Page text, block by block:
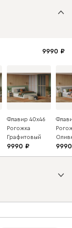
9990
Флавир 40x46
Рогожка
Графитовый
9990 9990